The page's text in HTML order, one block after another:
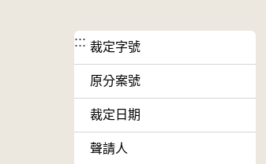
::: 裁定字號
原分案號
裁定日期
聲請人